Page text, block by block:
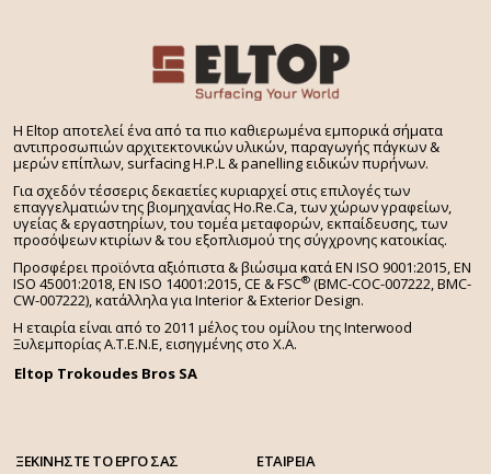
H Eltop αποτελεί ένα από τα πιο καθιερωμένα εμπορικά σήματα
αντιπροσωπιών αρχιτεκτονικών υλικών, παραγωγής πάγκων &
μερών επίπλων, surfacing H.P.L & panelling ειδικών πυρήνων.
Για σχεδόν τέσσερις δεκαετίες κυριαρχεί στις επιλογές των
επαγγελματιών της βιομηχανίας Ho.Re.Ca, των χώρων γραφείων,
υγείας & εργαστηρίων, του τομέα μεταφορών, εκπαίδευσης, των
προσόψεων κτιρίων & του εξοπλισμού της σύγχρονης κατοικίας.
Προσφέρει προϊόντα αξιόπιστα & βιώσιμα κατά EN ISO 9001:2015, EN
ISO 45001:2018, EN ISO 14001:2015, CE & FSC® (BMC-COC-007222, BMC-
CW-007222), κατάλληλα για Interior & Exterior Design.
Η εταιρία είναι από το 2011 μέλος του ομίλου της Interwood
Ξυλεμπορίας Α.Τ.Ε.Ν.Ε, εισηγμένης στο Χ.A.
Eltop Trokoudes Bros SA
ΞΕΚΙΝΗΣΤΕ ΤΟ ΕΡΓΟ ΣΑΣ ΕΤΑΙΡΕΙΑ